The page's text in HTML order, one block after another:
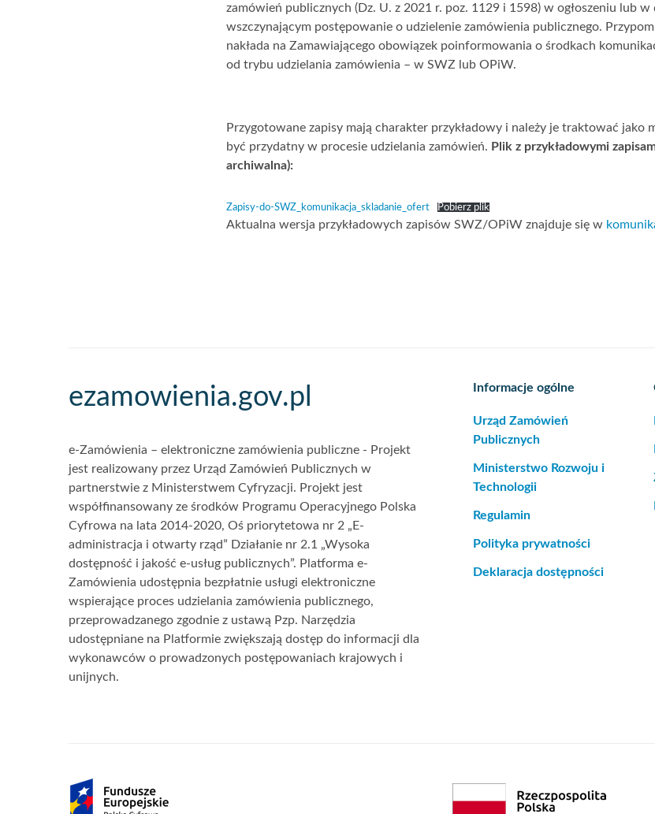
zamówień publicznych (Dz. U. z 2021 r. poz. 1129 i 1598) w ogłoszeniu lub
wszczynającym postępowanie o udzielenie zamówienia publicznego.
nakłada na Zamawiającego obowiązek poinformowania o środkach
od trybu udzielania zamówienia – w SWZ lub OPiW.
Przygotowane zapisy mają charakter przykładowy i należy je traktować jako
być przydatny w procesie udzielania zamówień. Plik z przykładowymi
archiwalna):
Zapisy-do-SWZ_komunikacja_skladanie_ofert Pobierz plik
Aktualna wersja przykładowych zapisów SWZ/OPiW znajduje się w
Akcje
o
witrynie
ezamowienia.gov.pl
e-Zamówienia – elektroniczne zamówienia publiczne - Projekt
jest realizowany przez Urząd Zamówień Publicznych w
partnerstwie z Ministerstwem Cyfryzacji. Projekt jest
współfinansowany ze środków Programu Operacyjnego Polska
Cyfrowa na lata 2014-2020, Oś priorytetowa nr 2 „E-
administracja i otwarty rząd” Działanie nr 2.1 „Wysoka
dostępność i jakość e-usług publicznych”. Platforma e-
Zamówienia udostępnia bezpłatnie usługi elektroniczne
wspierające proces udzielania zamówienia publicznego,
przeprowadzanego zgodnie z ustawą Pzp. Narzędzia
udostępniane na Platformie zwiększają dostęp do informacji dla
wykonawców o prowadzonych postępowaniach krajowych i
unijnych.
Informacje ogólne
Urząd Zamówień
Publicznych
Ministerstwo Rozwoju i
Technologii
Regulamin
Polityka prywatności
Deklaracja dostępności
Partnerzy